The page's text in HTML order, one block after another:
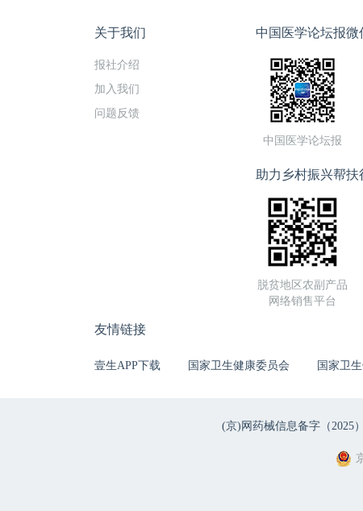
关于我们
报社介绍
加入我们
问题反馈
中国医学论坛报微
中国医学论坛报
助力乡村振兴帮扶
脱贫地区农副产品
网络销售平台
友情链接
壹生APP下载 国家卫生健康委员会 国家卫
(京)网药械信息备字（2025